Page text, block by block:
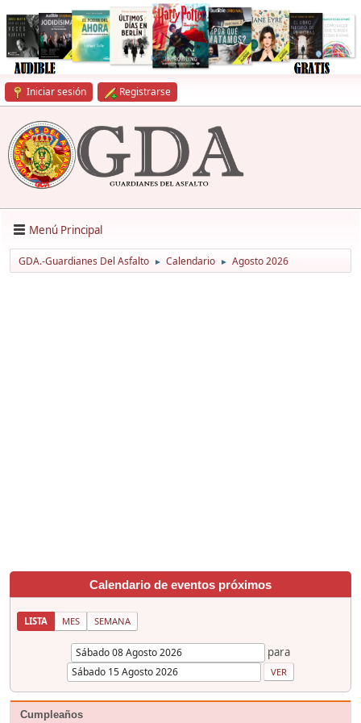
Iniciar sesión Registrarse
Menú Principal
GDA.-Guardianes Del Asfalto ► Calendario ► Agosto 2026
Calendario de eventos próximos
LISTA MES SEMANA
para
Cumpleaños